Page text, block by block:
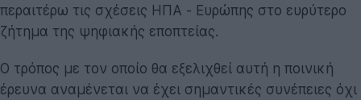
περαιτέρω τις σχέσεις ΗΠΑ - Ευρώπης στο ευρύτερο
ζήτημα της ψηφιακής εποπτείας.
Ο τρόπος με τον οποίο θα εξελιχθεί αυτή η ποινική
έρευνα αναμένεται να έχει σημαντικές συνέπειες όχι